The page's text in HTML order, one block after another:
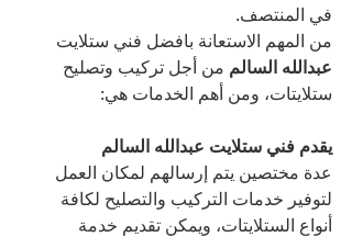
في المنتصف.
من المهم الاستعانة بافضل فني ستلايت
عبدالله السالم من أجل تركيب وتصليح
ستلايتات، ومن أهم الخدمات هي:
يقدم فني ستلايت عبدالله السالم
عدة مختصين يتم إرسالهم لمكان العمل
لتوفير خدمات التركيب والتصليح لكافة
أنواع الستلايتات، ويمكن تقديم خدمة